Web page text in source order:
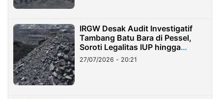
IRGW Desak Audit Investigatif
Tambang Batu Bara di Pessel,
Soroti Legalitas IUP hingga
Stockpile
27/07/2026 - 20:21